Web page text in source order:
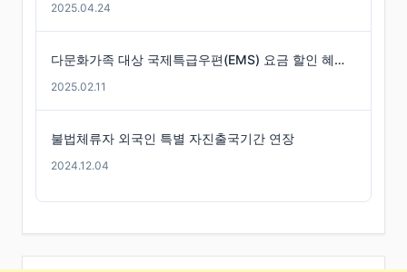
2025.04.24
다문화가족 대상 국제특급우편(EMS) 요금 할인 혜택 -경기도
2025.02.11
불법체류자 외국인 특별 자진출국기간 연장
2024.12.04